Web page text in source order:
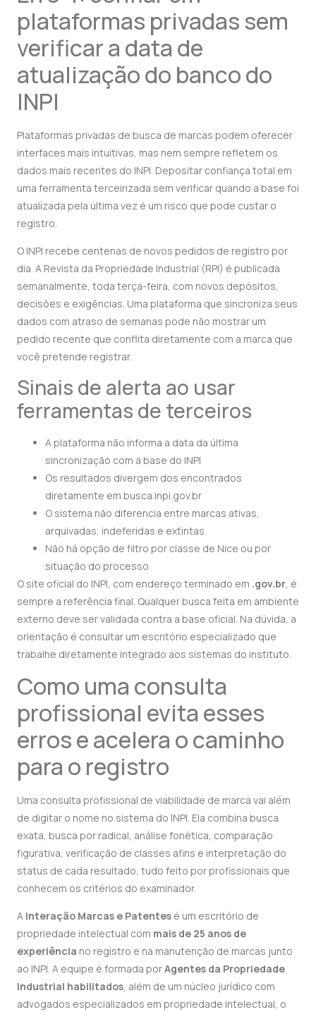
plataformas privadas sem
verificar a data de
atualização do banco do
INPI
Plataformas privadas de busca de marcas podem oferecer
interfaces mais intuitivas, mas nem sempre refletem os
dados mais recentes do INPI. Depositar confiança total em
uma ferramenta terceirizada sem verificar quando a base foi
atualizada pela última vez é um risco que pode custar o
registro.
O INPI recebe centenas de novos pedidos de registro por
dia. A Revista da Propriedade Industrial (RPI) é publicada
semanalmente, toda terça-feira, com novos depósitos,
decisões e exigências. Uma plataforma que sincroniza seus
dados com atraso de semanas pode não mostrar um
pedido recente que conflita diretamente com a marca que
você pretende registrar.
Sinais de alerta ao usar
ferramentas de terceiros
A plataforma não informa a data da última
sincronização com a base do INPI
Os resultados divergem dos encontrados
diretamente em busca.inpi.gov.br
O sistema não diferencia entre marcas ativas,
arquivadas, indeferidas e extintas
Não há opção de filtro por classe de Nice ou por
situação do processo
O site oficial do INPI, com endereço terminado em .gov.br , é
sempre a referência final. Qualquer busca feita em ambiente
externo deve ser validada contra a base oficial. Na dúvida, a
orientação é consultar um escritório especializado que
trabalhe diretamente integrado aos sistemas do instituto.
Como uma consulta
profissional evita esses
erros e acelera o caminho
para o registro
Uma consulta profissional de viabilidade de marca vai além
de digitar o nome no sistema do INPI. Ela combina busca
exata, busca por radical, análise fonética, comparação
figurativa, verificação de classes afins e interpretação do
status de cada resultado, tudo feito por profissionais que
conhecem os critérios do examinador.
A Interação Marcas e Patentes é um escritório de
propriedade intelectual com mais de 25 anos de
experiência no registro e na manutenção de marcas junto
ao INPI. A equipe é formada porAgentes da Propriedade
Industrial habilitados, além de um núcleo jurídico com
advogados especializados em propriedade intelectual, o